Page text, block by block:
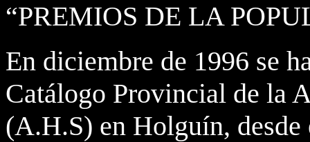
“PREMIOS DE LA
En diciembre de 1996 se
Catálogo Provincial de la
(A.H.S) en Holguín, desde